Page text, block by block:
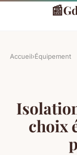
📰
Accueil›Équipement
choix